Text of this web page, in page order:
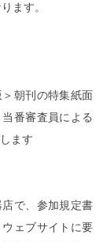
ます。
朝刊の特集紙面
番審査員による
ます
で、参加規定書
ェブサイトに要